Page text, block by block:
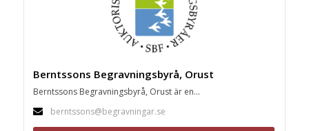
Berntssons Begravningsbyrå, Orust
Berntssons Begravningsbyrå, Orust är en...
berntssons@begravningar.se